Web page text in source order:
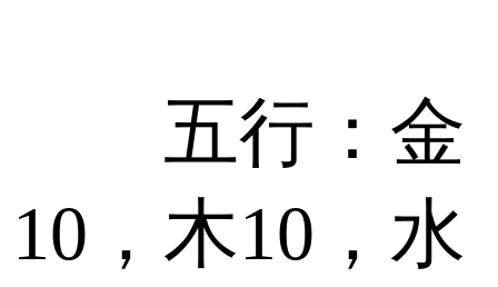
五行：金
10，木10，水